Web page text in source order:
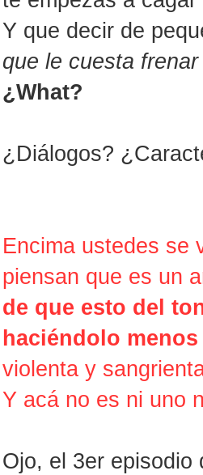
Y que decir de
que le cuesta
¿What?
¿Diálogos?
Encima ustedes se
piensan que es un
de que esto del
haciéndolo
violenta y
Y acá no es ni uno
Ojo, el 3er episodio